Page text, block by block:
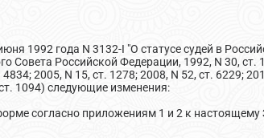
1992 года N 3132-I "О статусе судей в
Совета Российской Федерации, 1992, N 30,
2005, N 15, ст. 1278; 2008, N 52, ст. 6229;
1094) следующие изменения:
согласно приложениям 1 и 2 к